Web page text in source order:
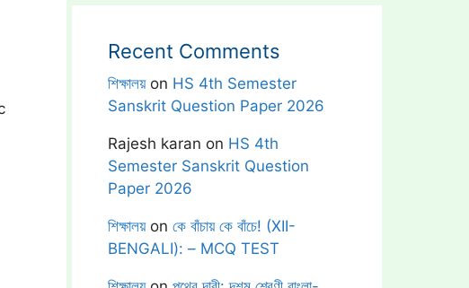
Recent Comments
শিক্ষালয়on HS 4th Semester
Sanskrit Question Paper 2026
Rajesh karan on HS 4th
Semester Sanskrit Question
Paper 2026
শিক্ষালয়on কে বাঁচায় কে বাঁচে! (XII-
BENGALI): – MCQ TEST